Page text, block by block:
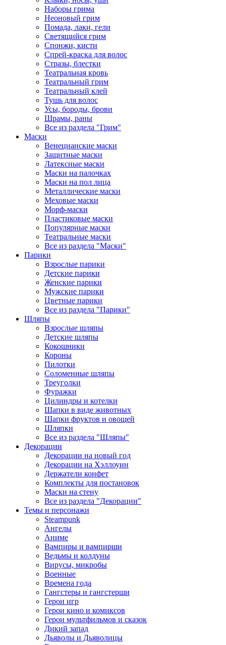
Наборы грима
Неоновый грим
Помада, лаки, гели
Светящийся грим
Спонжи, кисти
Спрей-краска для волос
Стразы, блестки
Театральная кровь
Театральный грим
Театральный клей
Тушь для волос
Усы, бороды, брови
Шрамы, раны
Все из раздела "Грим"
Маски
Венецианские маски
Защитные маски
Латексные маски
Маски на палочках
Маски на пол лица
Металлические маски
Меховые маски
Морф-маски
Пластиковые маски
Популярные маски
Театральные маски
Все из раздела "Маски"
Парики
Взрослые парики
Детские парики
Женские парики
Мужские парики
Цветные парики
Все из раздела "Парики"
Шляпы
Взрослые шляпы
Детские шляпы
Кокошники
Короны
Пилотки
Соломенные шляпы
Треуголки
Фуражки
Цилиндры и котелки
Шапки в виде животных
Шапки фруктов и овощей
Шляпки
Все из раздела "Шляпы"
Декорации
Декорации на новый год
Декорации на Хэллоуин
Держатели конфет
Комплекты для постановок
Маски на стену
Все из раздела "Декорации"
Темы и персонажи
Steampunk
Ангелы
Аниме
Вампиры и вампирши
Ведьмы и колдуны
Вирусы, микробы
Военные
Времена года
Гангстеры и гангстерши
Герои игр
Герои кино и комиксов
Герои мультфильмов и сказок
Дикий запад
Дьяволы и Дьяволицы